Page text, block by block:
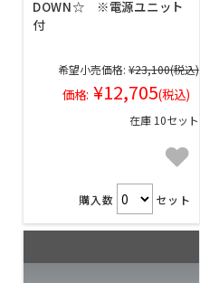
DOWN☆ ※電源ユニット
付
希望小売価格: ¥23,100(税込)
価格: ¥12,705(税込)
在庫 10セット
購入数 セット